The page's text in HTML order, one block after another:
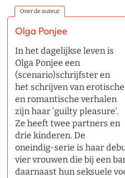
Over de auteur
Olga Ponjee
In het dagelijkse leven is
Olga Ponjee een
(scenario)schrijfster en
het schrijven van erotische
en romantische verhalen
zijn haar ‘guilty pleasure’.
Ze heeft twee partners en
drie kinderen. De
oneindig-serie is haar
vier vrouwen die bij een
daarnaast hun seksuele